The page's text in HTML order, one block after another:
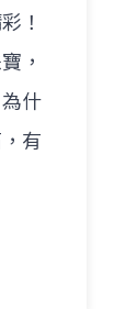
！
，
什
有